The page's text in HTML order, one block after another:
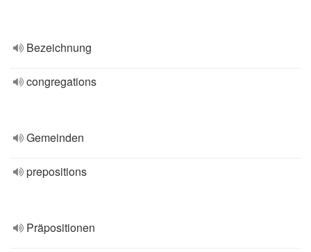
Bezeichnung
congregations
Gemeinden
prepositions
Präpositionen